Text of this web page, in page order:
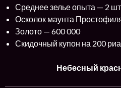
Среднее зелье опыта — 2 шт.
Осколок маунта
Золото — 600 000
Скидочный купон на 200
Небесный